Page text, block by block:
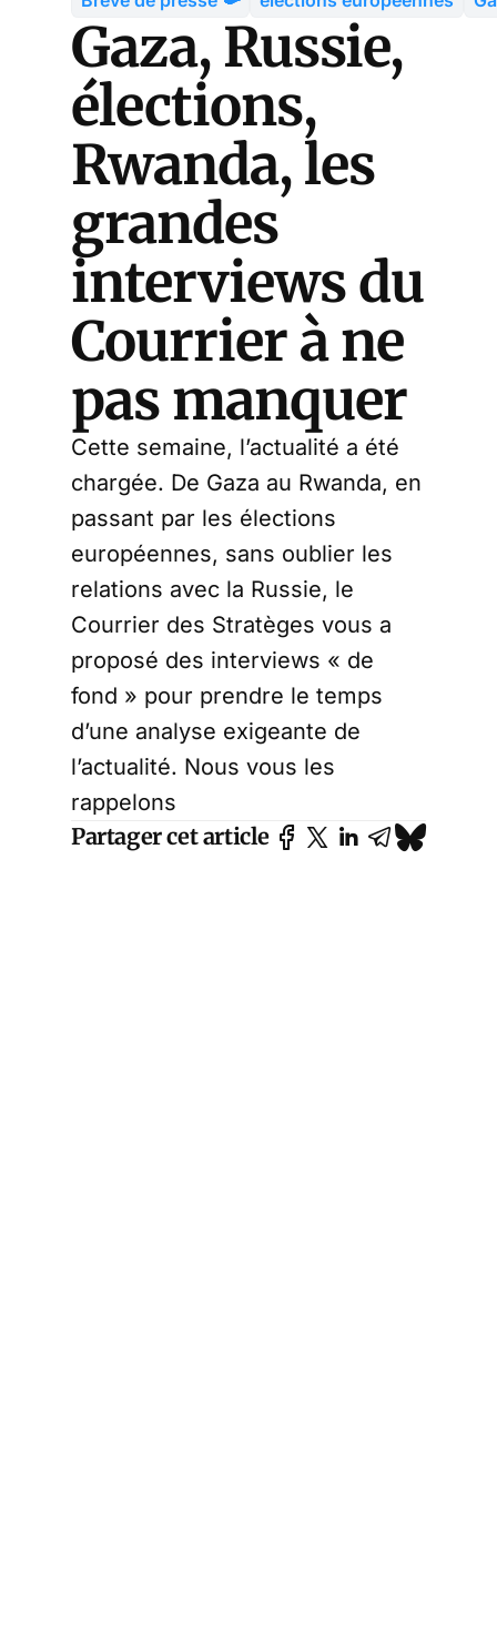
Gaza, Russie,
élections,
Rwanda, les
grandes
interviews du
Courrier à ne
pas manquer
Cette semaine, l’actualité a été
chargée. De Gaza au Rwanda, en
passant par les élections
européennes, sans oublier les
relations avec la Russie, le
Courrier des Stratèges vous a
proposé des interviews « de
fond » pour prendre le temps
d’une analyse exigeante de
l’actualité. Nous vous les
rappelons
Partager cet article